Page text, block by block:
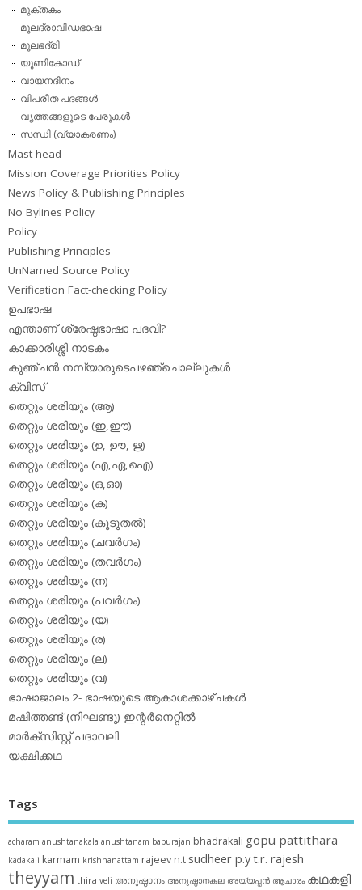
മുക്തകം
മൂലദ്രാവിഡഭാഷ
മൂലഭദ്രി
യൂണികോഡ്
വായനദിനം
വിപരീത പദങ്ങള്‍
വൃത്തങ്ങളുടെ പേരുകള്‍
സന്ധി (വ്യാകരണം)
Mast head
Mission Coverage Priorities Policy
News Policy & Publishing Principles
No Bylines Policy
Policy
Publishing Principles
UnNamed Source Policy
Verification Fact-checking Policy
ഉപഭാഷ
എന്താണ് ശ്രേഷ്ഠഭാഷാ പദവി?
കാക്കാരിശ്ശി നാടകം
കുഞ്ചന്‍ നമ്പ്യാരുടെപഴഞ്ചൊല്ലുകള്‍
ക്വിസ്
തെറ്റും ശരിയും (ആ)
തെറ്റും ശരിയും (ഇ,ഈ)
തെറ്റും ശരിയും (ഉ, ഊ, ഋ)
തെറ്റും ശരിയും (എ,ഏ,ഐ)
തെറ്റും ശരിയും (ഒ,ഓ)
തെറ്റും ശരിയും (ക)
തെറ്റും ശരിയും (കൂടുതല്‍)
തെറ്റും ശരിയും (ചവര്‍ഗം)
തെറ്റും ശരിയും (തവര്‍ഗം)
തെറ്റും ശരിയും (ന)
തെറ്റും ശരിയും (പവര്‍ഗം)
തെറ്റും ശരിയും (യ)
തെറ്റും ശരിയും (ര)
തെറ്റും ശരിയും (ല)
തെറ്റും ശരിയും (വ)
ഭാഷാജാലം 2- ഭാഷയുടെ ആകാശക്കാഴ്ചകള്‍
മഷിത്തണ്ട് (നിഘണ്ടു) ഇന്റര്‍നെറ്റില്‍
മാര്‍ക്‌സിസ്റ്റ് പദാവലി
യക്ഷിക്കഥ
Tags
acharam anushtanakala anushtanam baburajan bhadrakali gopu pattithara
kadakali karmam krishnanattam rajeev n.t sudheer p.yt.r. rajesh
theyyam thira veli അനുഷ്ഠാനം അനുഷ്ഠാനകല അയ്യപ്പന്‍ ആചാരം കഥകളി